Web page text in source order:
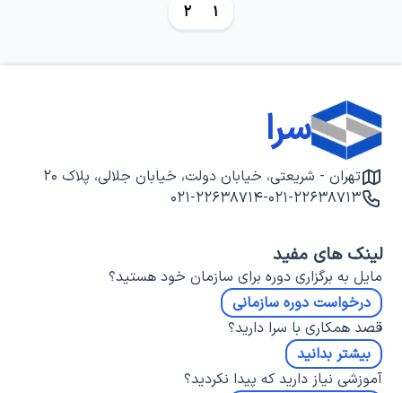
1
2
سرا
تهران - شریعتی، خیابان دولت، خیابان جلالی، پلاک ۲۰
۰۲۱-۲۲۶۳۸۷۱۳-۰۲۱-۲۲۶۳۸۷۱۴
لینک های مفید
مایل به برگزاری دوره برای سازمان خود هستید؟
درخواست دوره سازمانی
قصد همکاری با سرا دارید؟
بیشتر بدانید
آموزشی نیاز دارید که پیدا نکردید؟